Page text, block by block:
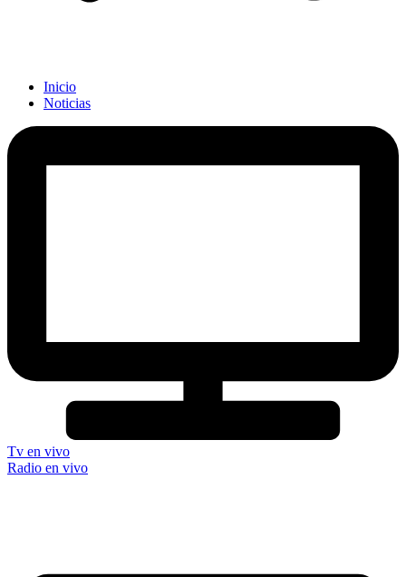
Inicio
Noticias
Tv en vivo
Radio en vivo